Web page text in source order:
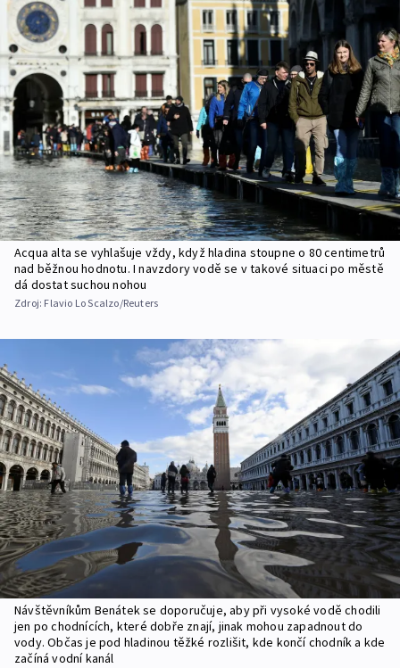
Acqua alta se vyhlašuje vždy, když hladina stoupne o 80 centimetrů
nad běžnou hodnotu. I navzdory vodě se v takové situaci po městě
dá dostat suchou nohou
Zdroj: Flavio Lo Scalzo/Reuters
Návštěvníkům Benátek se doporučuje, aby při vysoké vodě chodili
jen po chodnících, které dobře znají, jinak mohou zapadnout do
vody. Občas je pod hladinou těžké rozlišit, kde končí chodník a kde
začíná vodní kanál